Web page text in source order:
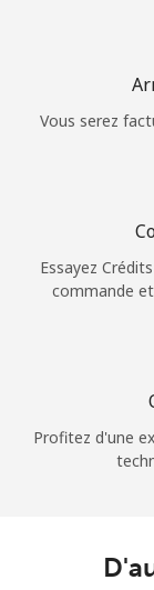
Vous serez
Essayez
commande
Profitez d'une